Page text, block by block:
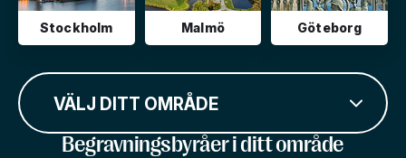
Stockholm Malmö Göteborg
VÄLJ DITT OMRÅDE
Begravningsbyråer i ditt område